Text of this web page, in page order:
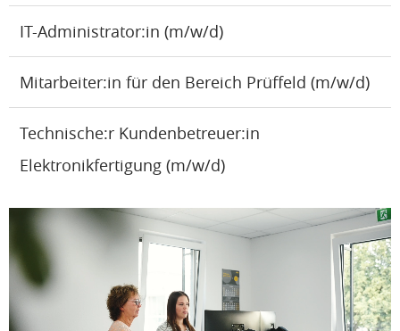
IT-Administrator:in (m/w/d)
Mitarbeiter:in für den Bereich Prüffeld (m/w/d)
Technische:r Kundenbetreuer:in
Elektronikfertigung (m/w/d)